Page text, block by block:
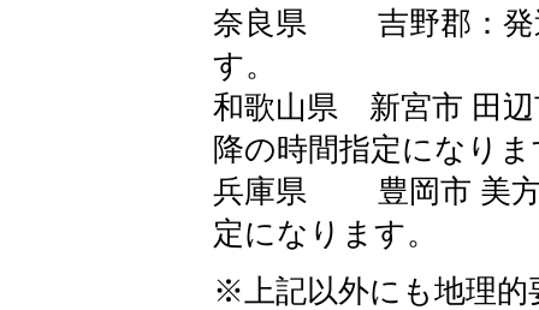
奈良県 吉野郡：発
す。
和歌山県 新宮市 田辺
降の時間指定になり
兵庫県 豊岡市 美方
定になります。
※上記以外にも地理的